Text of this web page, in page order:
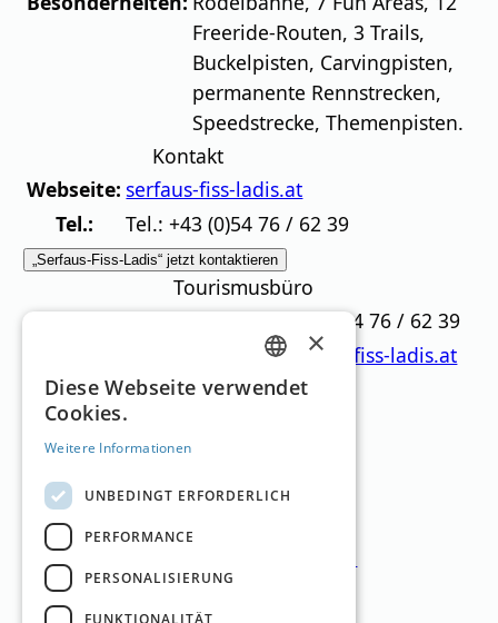
Freeride-Routen, 3 Trails,
Buckelpisten, Carvingpisten,
permanente Rennstrecken,
Speedstrecke, Themenpisten.
Kontakt
Webseite: serfaus-fiss-ladis.at
Tel.:
Tel.: +43 (0)54 76 / 62 39
„Serfaus-Fiss-Ladis“ jetzt kontaktieren
Tourismusbüro
Tourismusbüro Tel.:
+43 (0)54 76 / 62 39
Tourismusbüro Webseite:serfaus-fiss-ladis.at
Die besten Hotels
Gourmet & Spa Resort Cervosa
Serfaus
GERMAN
×
Diese Webseite verwendet
Cookies.
Weitere Informationen
UNBEDINGT ERFORDERLICH
PERFORMANCE
PERSONALISIERUNG
FUNKTIONALITÄT